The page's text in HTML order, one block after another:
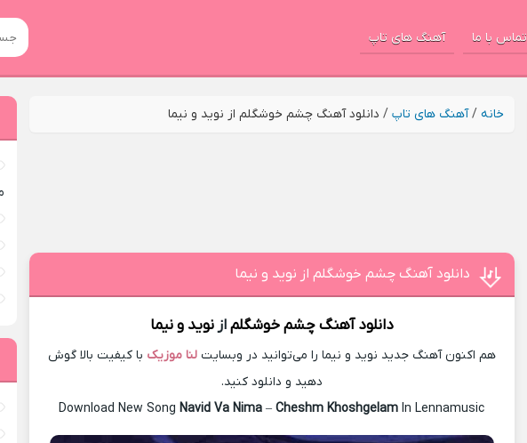
تماس با ما آهنگ های تاپ
خانه /آهنگ های تاپ / دانلود آهنگ چشم خوشگلم از نوید و نیما
دانلود آهنگ چشم خوشگلم از نوید و نیما
دانلود آهنگچشم خوشگلمازنوید و نیما
هم اکنون آهنگ جدید نوید و نیما را می‌توانید در وبسایتلنا موزیک با کیفیت بالا گوش
دهید و دانلود کنید.
Download New SongNavid Va Nima –Cheshm Khoshgelam In Lennamusic